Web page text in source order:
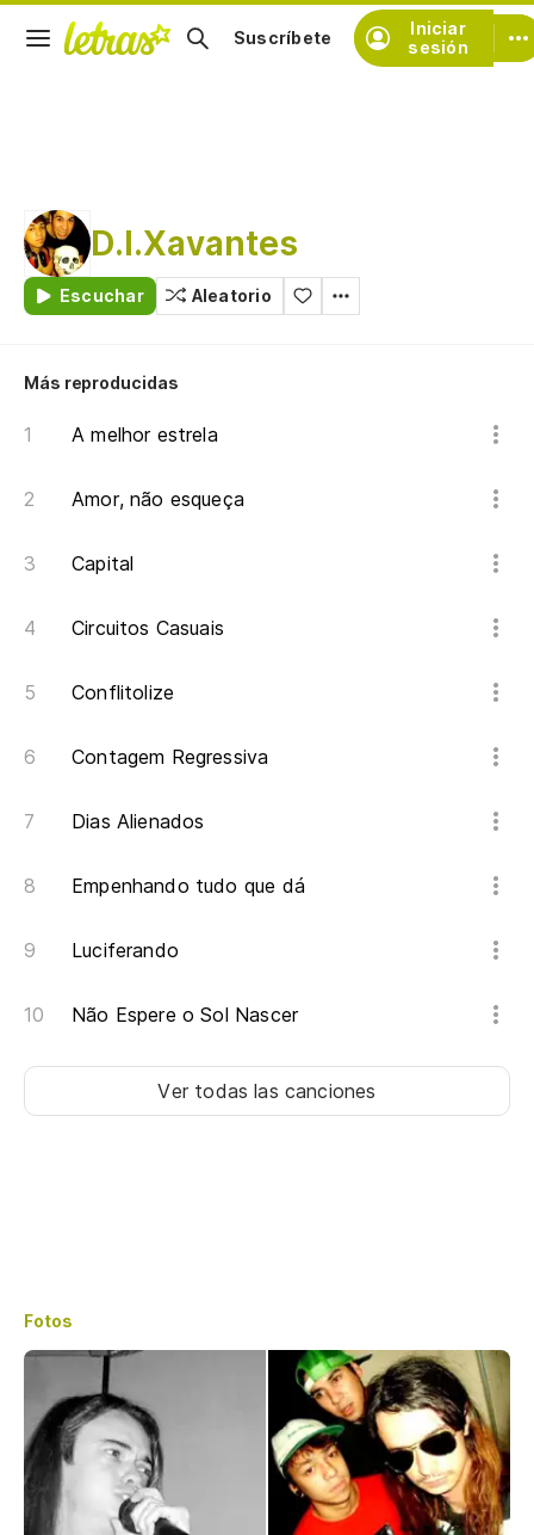
Iniciar
sesión
Suscríbete
D.I.Xavantes
Escuchar Aleatorio
Más reproducidas
A melhor estrela
Amor, não esqueça
Capital
Circuitos Casuais
Conflitolize
Contagem Regressiva
Dias Alienados
Empenhando tudo que dá
Luciferando
Não Espere o Sol Nascer
Ver todas las canciones
Fotos